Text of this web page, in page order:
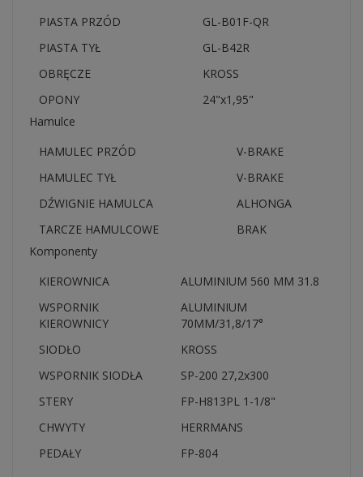
PIASTA PRZÓD
GL-B01F-QR
PIASTA TYŁ
GL-B42R
OBRĘCZE
KROSS
OPONY
24"x1,95"
Hamulce
HAMULEC PRZÓD
V-BRAKE
HAMULEC TYŁ
V-BRAKE
DŹWIGNIE HAMULCA
ALHONGA
TARCZE HAMULCOWE
BRAK
Komponenty
KIEROWNICA
ALUMINIUM 560 MM 31.8
WSPORNIK
KIEROWNICY
ALUMINIUM
70MM/31,8/17°
SIODŁO
KROSS
WSPORNIK SIODŁA
SP-200 27,2x300
STERY
FP-H813PL 1-1/8"
CHWYTY
HERRMANS
PEDAŁY
FP-804